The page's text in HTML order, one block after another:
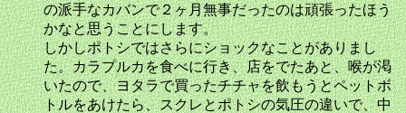
の派手なカバンで２ヶ月無事だったのは頑張ったほう
かなと思うことにします。
しかしポトシではさらにショックなことがありまし
た。カラプルカを食べに行き、店をでたあと、喉が渇
いたので、ヨタラで買ったチチャを飲もうとペットボ
トルをあけたら、スクレとポトシの気圧の違いで、中